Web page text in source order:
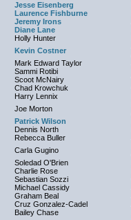
Jesse Eisenberg
Laurence Fishburne
Jeremy Irons
Diane Lane
Holly Hunter
Kevin Costner
Mark Edward Taylor
Sammi Rotibi
Scoot McNairy
Chad Krowchuk
Harry Lennix
Joe Morton
Patrick Wilson
Dennis North
Rebecca Buller
Carla Gugino
Soledad O'Brien
Charlie Rose
Sebastian Sozzi
Michael Cassidy
Graham Beal
Cruz Gonzalez-Cadel
Bailey Chase